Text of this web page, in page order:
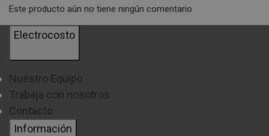
Este producto aún no tiene ningún comentario
Electrocosto
Nuestro Equipo
Trabaja con nosotros
Contacto
Información